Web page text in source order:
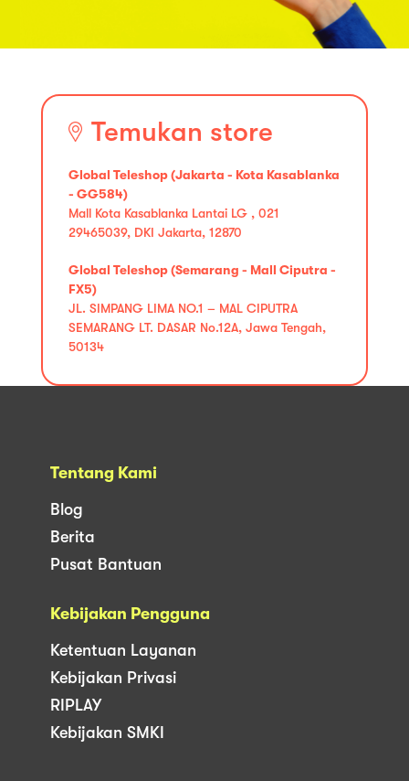
Temukan store
Global Teleshop (Jakarta - Kota Kasablanka
- GG584)
Mall Kota Kasablanka Lantai LG , 021
29465039, DKI Jakarta, 12870
Global Teleshop (Semarang - Mall Ciputra -
FX5)
JL. SIMPANG LIMA NO.1 – MAL CIPUTRA
SEMARANG LT. DASAR No.12A, Jawa Tengah,
50134
Tentang Kami
Blog
Berita
Pusat Bantuan
Kebijakan Pengguna
Ketentuan Layanan
Kebijakan Privasi
RIPLAY
Kebijakan SMKI